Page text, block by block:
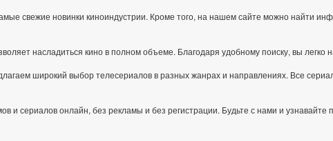
свежие новинки киноиндустрии. Кроме того, на нашем сайте можно найти
насладиться кино в полном объеме. Благодаря удобному поиску, вы легко
широкий выбор телесериалов в разных жанрах и направлениях. Все
сериалов онлайн, без рекламы и без регистрации. Будьте с нами и узнавайте